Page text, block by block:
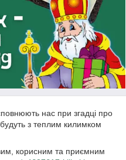
нас при згадці про
з теплим килимком
корисним та приємним